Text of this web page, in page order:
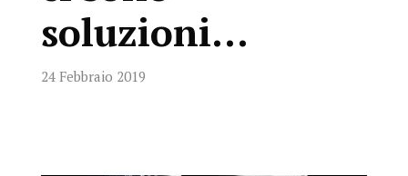
soluzioni…
24 Febbraio 2019